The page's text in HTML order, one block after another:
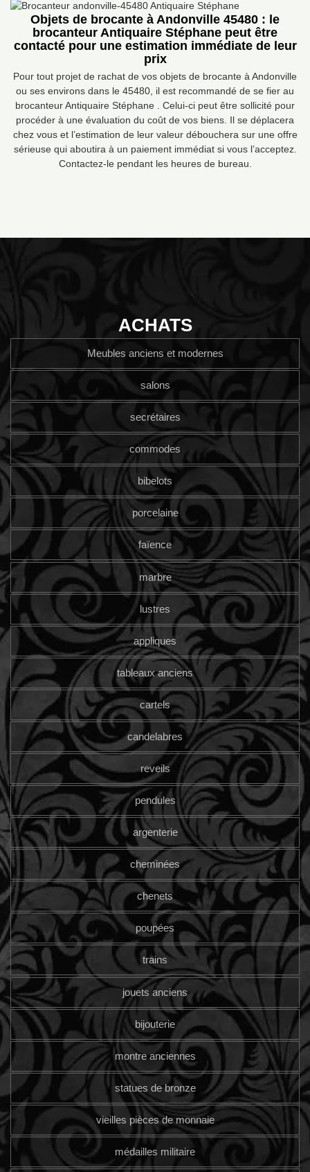
Objets de brocante à Andonville 45480 : le
brocanteur Antiquaire Stéphane peut être
contacté pour une estimation immédiate de leur
prix
Pour tout projet de rachat de vos objets de brocante à Andonville
ou ses environs dans le 45480, il est recommandé de se fier au
brocanteur Antiquaire Stéphane . Celui-ci peut être sollicité pour
procéder à une évaluation du coût de vos biens. Il se déplacera
chez vous et l’estimation de leur valeur débouchera sur une offre
sérieuse qui aboutira à un paiement immédiat si vous l’acceptez.
Contactez-le pendant les heures de bureau.
ACHATS
Meubles anciens et modernes
salons
secrétaires
commodes
bibelots
porcelaine
faïence
marbre
lustres
appliques
tableaux anciens
cartels
candelabres
reveils
pendules
argenterie
cheminées
chenets
poupées
trains
jouets anciens
bijouterie
montre anciennes
statues de bronze
vieilles pièces de monnaie
médailles militaire